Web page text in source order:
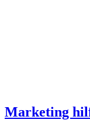
Marketing